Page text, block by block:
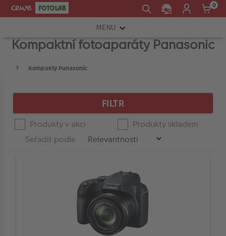
0
MENU
FOTOAPARÁTY
OBJEKTIVY
TISKÁRNY A SKENERY
Kompaktní fotoaparáty Panasonic
Kompakty Panasonic
hranice
hranice
FILTR
Produkty v akci
Produkty skladem
Seřadit podle